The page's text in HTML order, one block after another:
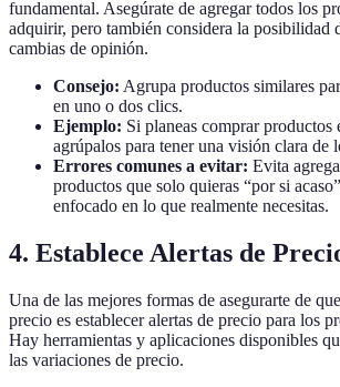
fundamental. Asegúrate de agregar todos los
adquirir, pero también considera la posibilidad
cambias de opinión.
Consejo: Agrupa productos similares
en uno o dos clics.
Ejemplo: Si planeas comprar productos
agrúpalos para tener una visión clara de
Errores comunes a evitar: Evita
productos que solo quieras “por si
enfocado en lo que realmente necesitas.
4. Establece Alertas de
Una de las mejores formas de asegurarte de
precio es establecer alertas de precio para los
Hay herramientas y aplicaciones disponibles
las variaciones de precio.